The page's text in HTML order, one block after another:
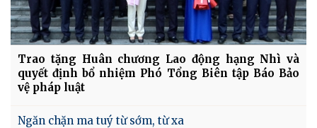
Trao tặng Huân chương Lao động hạng Nhì và
quyết định bổ nhiệm Phó Tổng Biên tập Báo Bảo
vệ pháp luật
Ngăn chặn ma tuý từ sớm, từ xa